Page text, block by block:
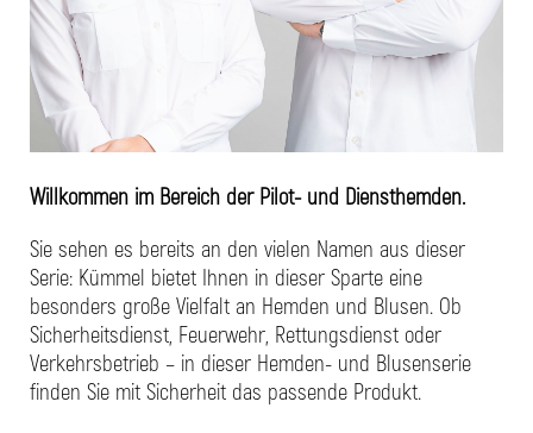
Willkommen im Bereich der Pilot- und Diensthemden.
Sie sehen es bereits an den vielen Namen aus dieser
Serie: Kümmel bietet Ihnen in dieser Sparte eine
besonders große Vielfalt an Hemden und Blusen. Ob
Sicherheitsdienst, Feuerwehr, Rettungsdienst oder
Verkehrsbetrieb – in dieser Hemden- und Blusenserie
finden Sie mit Sicherheit das passende Produkt.